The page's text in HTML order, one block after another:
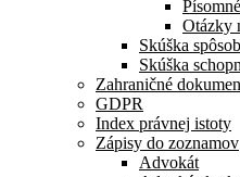
Otázky
Skúška
Skúška
Zahraničné
GDPR
Index právnej istoty
Zápisy do zoznamov
Advokát